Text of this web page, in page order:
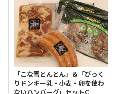
「こな雪とんとん」＆「びっく
りドンキー乳・小麦・卵を使わ
ないハンバーグ」セットC